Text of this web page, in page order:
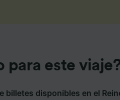
para este
billetes disponibles en el